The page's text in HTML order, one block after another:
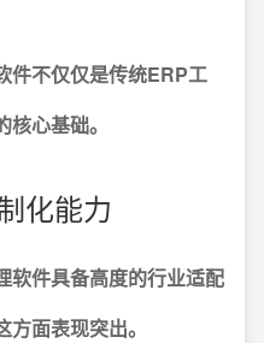
件不仅仅是传统ERP工
心基础。
化能力
软件具备高度的行业适配
面表现突出。